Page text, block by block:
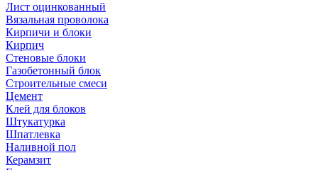
Лист оцинкованный
Вязальная проволока
Кирпичи и блоки
Кирпич
Стеновые блоки
Газобетонный блок
Строительные смеси
Цемент
Клей для блоков
Штукатурка
Шпатлевка
Наливной пол
Керамзит